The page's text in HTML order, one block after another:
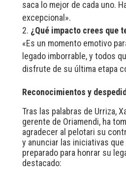
saca lo mejor de cada uno.
excepcional».
¿Qué impacto crees que
«Es un momento emotivo
legado imborrable, y todos
disfrute de su última etapa
Reconocimientos y
Tras las palabras de Urriza,
gerente de Oriamendi, ha
agradecer al pelotari su
y anunciar las iniciativas que
preparado para honrar su
destacado: